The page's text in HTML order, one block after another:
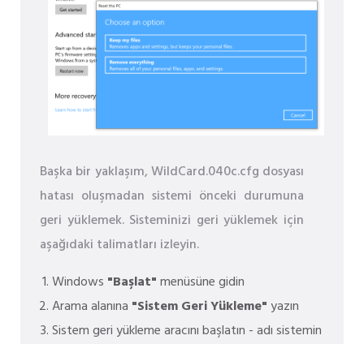
Başka bir yaklaşım, WildCard.040c.cfg dosyası
hatası oluşmadan sistemi önceki durumuna
geri yüklemek. Sisteminizi geri yüklemek için
aşağıdaki talimatları izleyin.
Windows "Başlat"menüsüne gidin
Arama alanına "Sistem Geri Yükleme"yazın
Sistem geri yükleme aracını başlatın - adı sistemin